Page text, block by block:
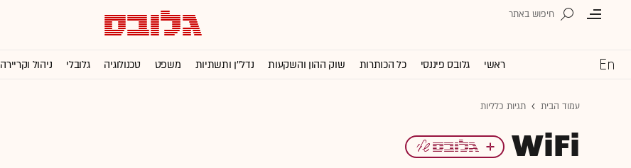
ראשי גלובס פיננסי כל הכותרות שוק ההון והשקעות נדל''ן ותשתיות משפט טכנולוגיה גלובלי ניהול וקריירה
עמוד הבית תגיות כלליות
WiFi